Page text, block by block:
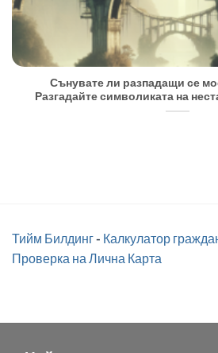
Сънувате ли разпадащи се
Разгадайте символиката на
Тийм Билдинг- Калкулатор
Проверка на Лична Карта